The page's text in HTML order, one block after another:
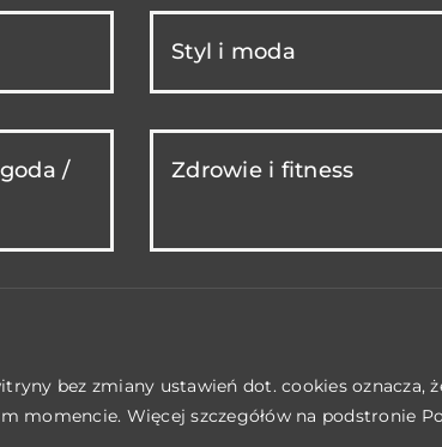
Styl i moda
/
Zdrowie i fitness
bez zmiany ustawień dot. cookies oznacza,
momencie. Więcej szczegółów na podstronie